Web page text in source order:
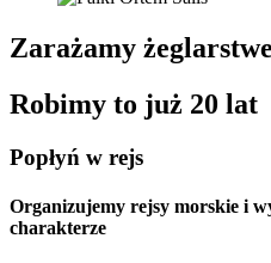
Zarażamy
Robimy to już 20 lat
Popłyń w rejs
Organizujemy rejsy morskie i
charakterze